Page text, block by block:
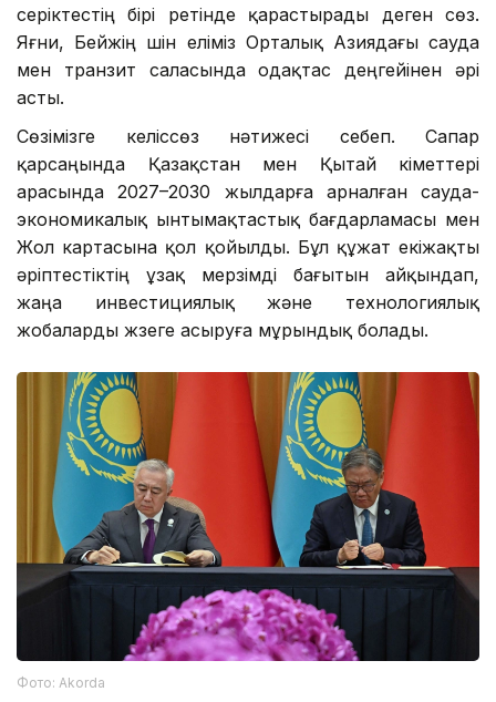
серіктестің бірі ретінде қарастырады деген сөз.
Яғни, Бейжің үшін еліміз Орталық Азиядағы сауда
мен транзит саласында одақтас деңгейінен әрі
асты.
Сөзімізге келіссөз нәтижесі себеп. Сапар
қарсаңында Қазақстан мен Қытай үкіметтері
арасында 2027–2030 жылдарға арналған сауда-
экономикалық ынтымақтастық бағдарламасы мен
Жол картасына қол қойылды. Бұл құжат екіжақты
әріптестіктің ұзақ мерзімді бағытын айқындап,
жаңа инвестициялық және технологиялық
жобаларды жүзеге асыруға мұрындық болады.
Фото: Аkorda